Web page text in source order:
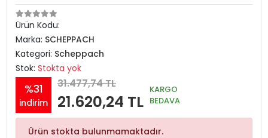
Ürün Kodu:
Marka: SCHEPPACH
Kategori: Scheppach
Stok: Stokta yok
%31
indirim
31.477,74 TL
21.620,24 TL
KARGO
BEDAVA
Ürün stokta bulunmamaktadır.